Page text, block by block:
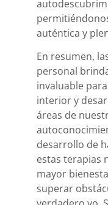
auténtica y
En resumen,
personal
invaluable
interior y
áreas de
desarrollo de
estas terapias
mayor
superar